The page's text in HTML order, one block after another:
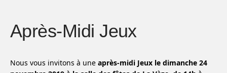
Après-Midi Jeux
Nous vous invitons à une après-midi Jeux le dimanche 24